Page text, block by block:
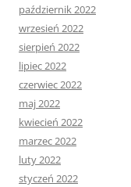
październik 2022
wrzesień 2022
sierpień 2022
lipiec 2022
czerwiec 2022
maj 2022
kwiecień 2022
marzec 2022
luty 2022
styczeń 2022